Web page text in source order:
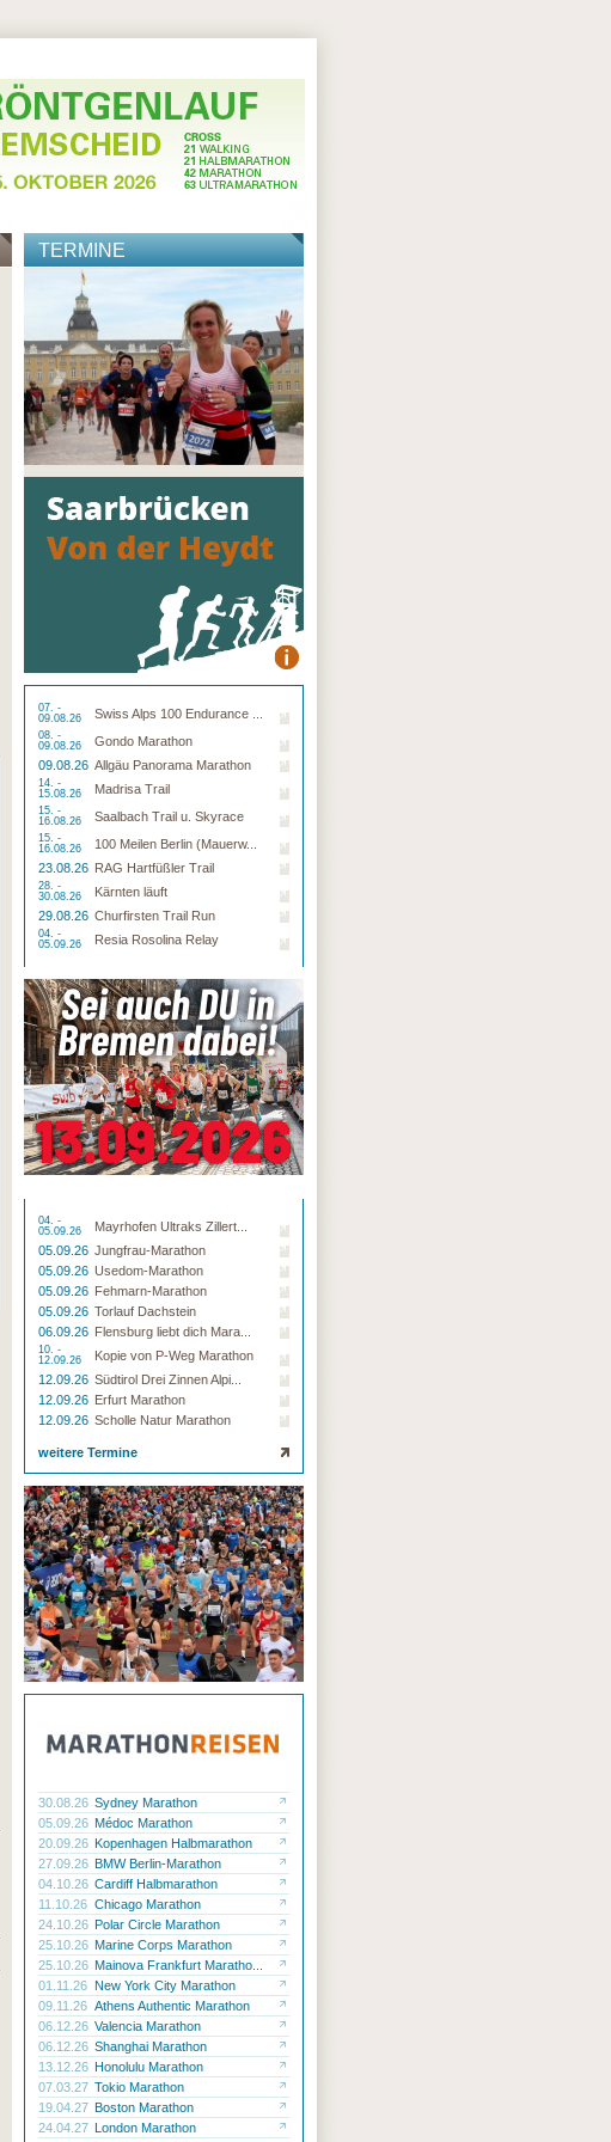
TERMINE
07. -
09.08.26
Swiss Alps 100 Endurance ...
08. -
09.08.26
Gondo Marathon
09.08.26 Allgäu Panorama Marathon
14. -
15.08.26
Madrisa Trail
15. -
16.08.26
Saalbach Trail u. Skyrace
15. -
16.08.26
100 Meilen Berlin (Mauerw...
23.08.26 RAG Hartfüßler Trail
28. -
30.08.26
Kärnten läuft
29.08.26 Churfirsten Trail Run
04. -
05.09.26
Resia Rosolina Relay
04. -
05.09.26
Mayrhofen Ultraks Zillert...
05.09.26 Jungfrau-Marathon
05.09.26 Usedom-Marathon
05.09.26 Fehmarn-Marathon
05.09.26 Torlauf Dachstein
06.09.26 Flensburg liebt dich Mara...
10. -
12.09.26
Kopie von P-Weg Marathon
12.09.26 Südtirol Drei Zinnen Alpi...
12.09.26 Erfurt Marathon
12.09.26 Scholle Natur Marathon
weitere Termine
30.08.26 Sydney Marathon
05.09.26 Médoc Marathon
20.09.26 Kopenhagen Halbmarathon
27.09.26 BMW Berlin-Marathon
04.10.26 Cardiff Halbmarathon
11.10.26 Chicago Marathon
24.10.26 Polar Circle Marathon
25.10.26 Marine Corps Marathon
25.10.26 Mainova Frankfurt Maratho...
01.11.26 New York City Marathon
09.11.26 Athens Authentic Marathon
06.12.26 Valencia Marathon
06.12.26 Shanghai Marathon
13.12.26 Honolulu Marathon
07.03.27 Tokio Marathon
19.04.27 Boston Marathon
24.04.27 London Marathon